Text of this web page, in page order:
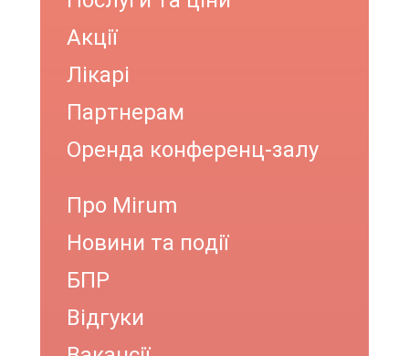
Акції
Лікарі
Партнерам
Оренда конференц-залу
Про Mirum
Новини та події
БПР
Відгуки